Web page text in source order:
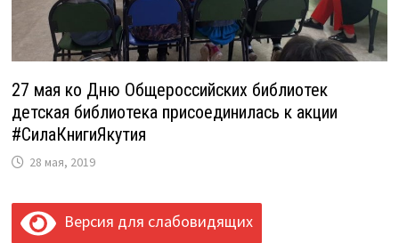
27 мая ко Дню Общероссийских библиотек
детская библиотека присоединилась к акции
#СилаКнигиЯкутия
28 мая, 2019
Версия для слабовидящих